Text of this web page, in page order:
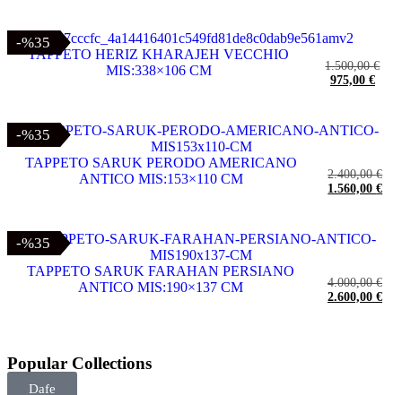
-%35
-%35
TAPPETO HERIZ KHARAJEH VECCHIO
MIS:338×106 CM
1.500,00€
975,00 €
-%35
-%35
TAPPETO SARUK PERODO AMERICANO
ANTICO MIS:153×110 CM
2.400,00€
1.560,00€
-%35
-%35
TAPPETO SARUK FARAHAN PERSIANO
ANTICO MIS:190×137 CM
4.000,00€
2.600,00 €
Popular Collections
Dafe